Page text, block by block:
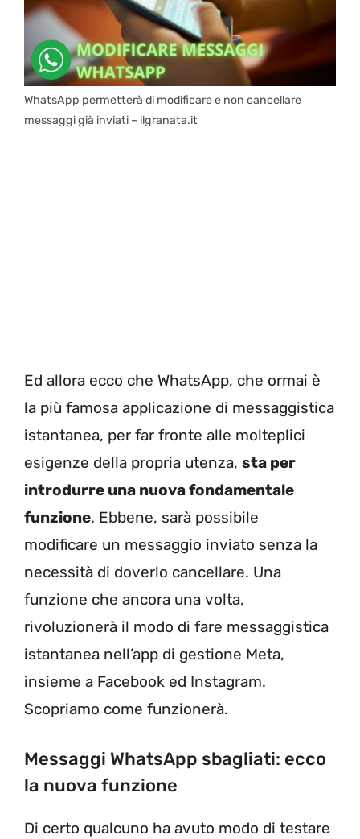
WhatsApp permetterà di modificare e non cancellare
messaggi già inviati – ilgranata.it
Ed allora ecco che WhatsApp, che ormai è
la più famosa applicazione di messaggistica
istantanea, per far fronte alle molteplici
esigenze della propria utenza, sta per
introdurre una nuova fondamentale
funzione. Ebbene, sarà possibile
modificare un messaggio inviato senza la
necessità di doverlo cancellare. Una
funzione che ancora una volta,
rivoluzionerà il modo di fare messaggistica
istantanea nell’app di gestione Meta,
insieme a Facebook ed Instagram.
Scopriamo come funzionerà.
Messaggi WhatsApp sbagliati: ecco
la nuova funzione
Di certo qualcuno ha avuto modo di testare